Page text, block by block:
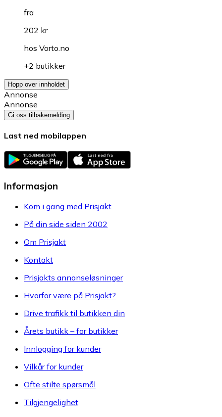
fra
202 kr
hos Vorto.no
+2 butikker
Hopp over innholdet
Annonse
Annonse
Gi oss tilbakemelding
Last ned mobilappen
Informasjon
Kom i gang med Prisjakt
På din side siden 2002
Om Prisjakt
Kontakt
Prisjakts annonseløsninger
Hvorfor være på Prisjakt?
Drive trafikk til butikken din
Årets butikk – for butikker
Innlogging for kunder
Vilkår for kunder
Ofte stilte spørsmål
Tilgjengelighet